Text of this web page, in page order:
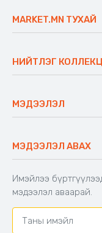
MARKET.MN ТУХАЙ
Үнэт зүйлс
Ажлын байр
Блог
НИЙТЛЭГ
Сүүдрэвч
Аяны ширээ
Аяны түшлэгтэй
МЭДЭЭЛЭЛ
Буцаалтын журам
Захиалга шалгах
Хамтран ажиллах
Холбоо барих
МЭДЭЭЛЭЛ АВАХ
Имэйлээ
мэдээлэл аваарай.